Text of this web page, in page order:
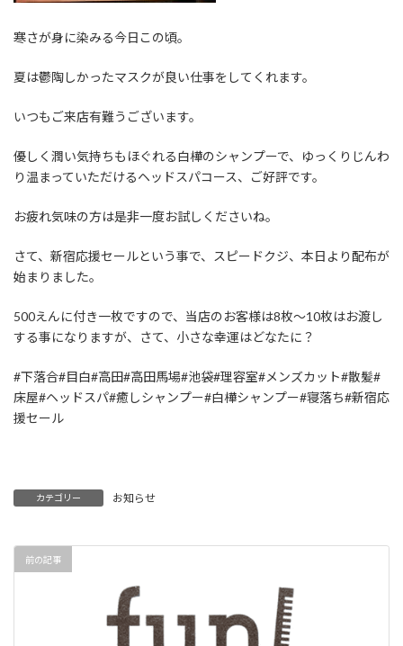
寒さが身に染みる今日この頃。
夏は鬱陶しかったマスクが良い仕事をしてくれます。
いつもご来店有難うございます。
優しく潤い気持ちもほぐれる白樺のシャンプーで、ゆっくりじんわ
り温まっていただけるヘッドスパコース、ご好評です。
お疲れ気味の方は是非一度お試しくださいね。
さて、新宿応援セールという事で、スピードクジ、本日より配布が
始まりました。
500えんに付き一枚ですので、当店のお客様は8枚〜10枚はお渡し
する事になりますが、さて、小さな幸運はどなたに？
#下落合#目白#高田#高田馬場#池袋#理容室#メンズカット#散髪#
床屋#ヘッドスパ#癒しシャンプー#白樺シャンプー#寝落ち#新宿応
援セール
カテゴリー お知らせ
前の記事